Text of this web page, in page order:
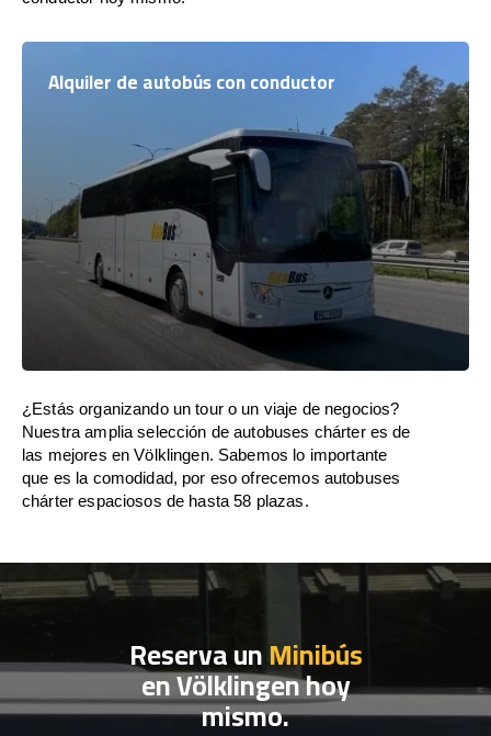
Alquiler de autobús con conductor
¿Estás organizando un tour o un viaje de negocios?
Nuestra amplia selección de autobuses chárter es de
las mejores en Völklingen. Sabemos lo importante
que es la comodidad, por eso ofrecemos autobuses
chárter espaciosos de hasta 58 plazas.
Reserva unMinibús
en Völklingen hoy
mismo.